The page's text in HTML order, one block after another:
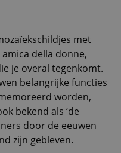
met
della donne,
je overal tegenkomt.
belangrijke functies
worden,
bekend als ‘de
door de eeuwen
zijn gebleven.